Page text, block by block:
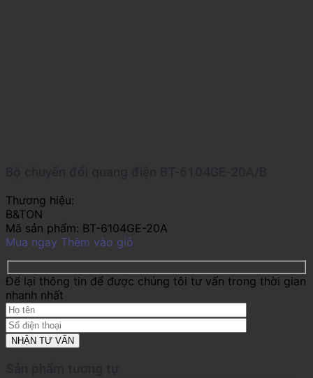
Thương hiệu:
B&TON
Mã sản phẩm: BT-6104GE-20A
Mua ngay Thêm vào giỏ
Để lại thông tin để được chúng tôi tư vấn trong thời gian
nhanh nhất